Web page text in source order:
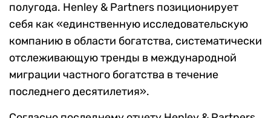
полугода. Henley & Partners позиционирует
себя как «единственную исследовательскую
компанию в области богатства, систематически
отслеживающую тренды в международной
миграции частного богатства в течение
последнего десятилетия».